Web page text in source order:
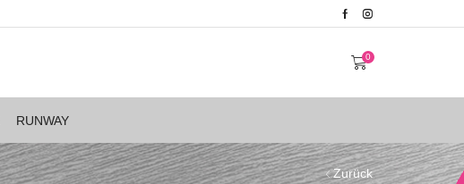
0
RUNWAY
Zurück